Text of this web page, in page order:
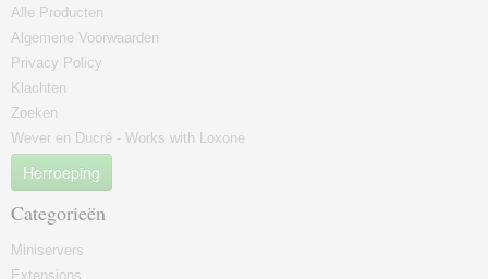
Alle Producten
Algemene Voorwaarden
Privacy Policy
Klachten
Zoeken
Wever en Ducré - Works with Loxone
Herroeping
Categorieën
Miniservers
Extensions